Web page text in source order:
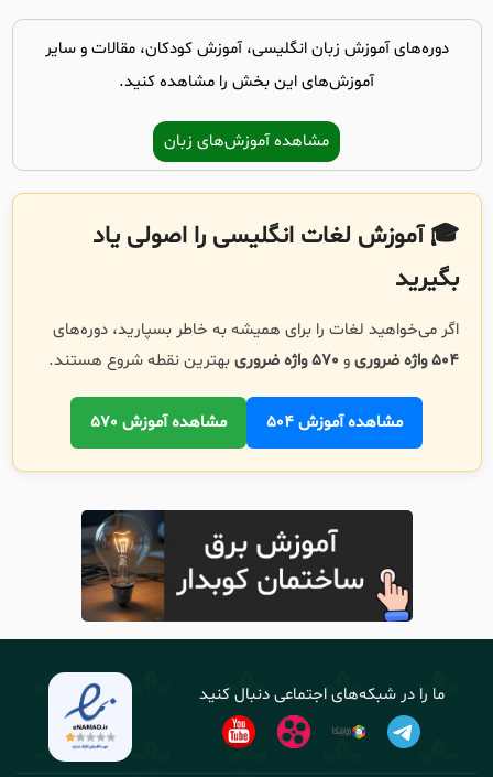
دوره‌های آموزش زبان انگلیسی، آموزش کودکان، مقالات و سایر
آموزش‌های این بخش را مشاهده کنید.
مشاهده آموزش‌های زبان
🎓 آموزش لغات انگلیسی را اصولی یاد
بگیرید
اگر می‌خواهید لغات را برای همیشه به خاطر بسپارید، دوره‌های
504 واژه ضروری
و 570 واژه ضروری بهترین نقطه شروع هستند.
مشاهده آموزش 504 مشاهده آموزش 570
ما را در شبکه‌های اجتماعی دنبال کنید